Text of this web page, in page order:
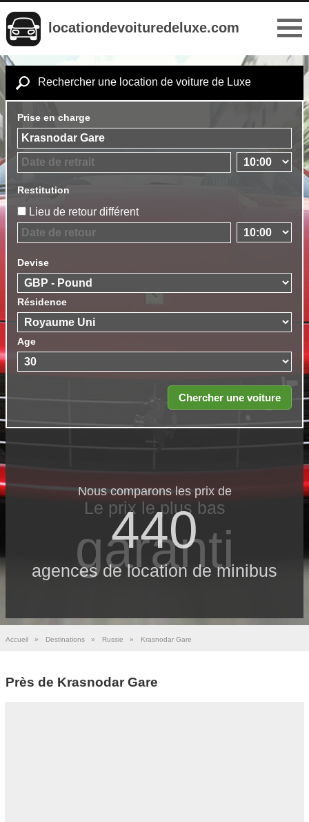
locationdevoituredeluxe.com
Rechercher une location de voiture de Luxe
Prise en charge
Restitution
Lieu de retour différent
Devise
Résidence
Age
Nous comparons les prix de
440
agences de location de minibus
Le prix le​ plus bas
garanti
Accueil » Destinations » Russie » Krasnodar Gare
Près de Krasnodar Gare